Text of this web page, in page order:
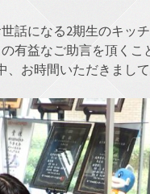
話になる2期生のキッ
有益なご助言を頂く
お時間いただきまし